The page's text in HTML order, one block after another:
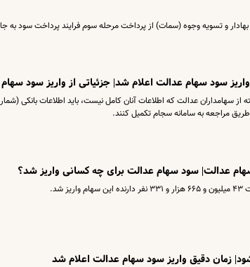
و تسویه وجوه (سمات) از پرداخت مرحله سوم فرایند پرداخت سود به
سود سهام عدالت اعلام شد| جزئیاتی از واریز سود
سهامداران عدالت که اطلاعات آنان کامل نیست، باید اطلاعات بانکی
عدالت| سود سهام عدالت برای چه کسانی واریز شد؟
زمان دقیق واریز سود سهام عدالت اعلام شد